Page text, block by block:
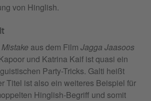
von Hinglish.
aus dem Film Jagga Jaasoos
und Katrina Kaif ist quasi ein
Party-Tricks. Galti heißt
Titel ist also ein weiteres Beispiel für
Hinglish-Begriff und somit